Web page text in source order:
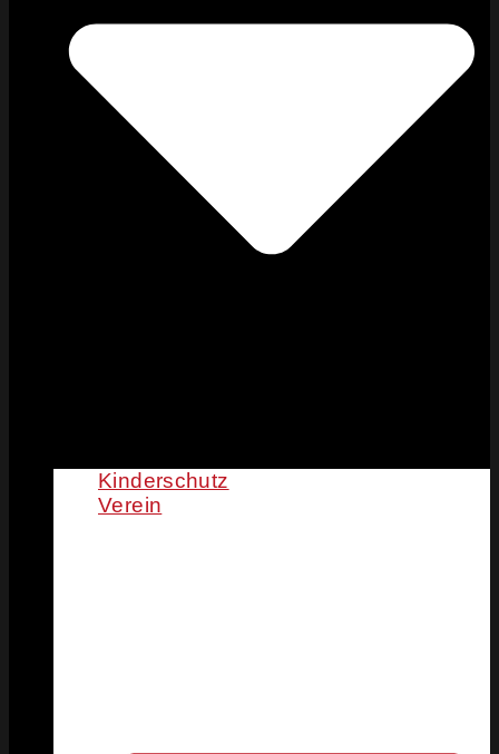
Kinderschutz
Verein